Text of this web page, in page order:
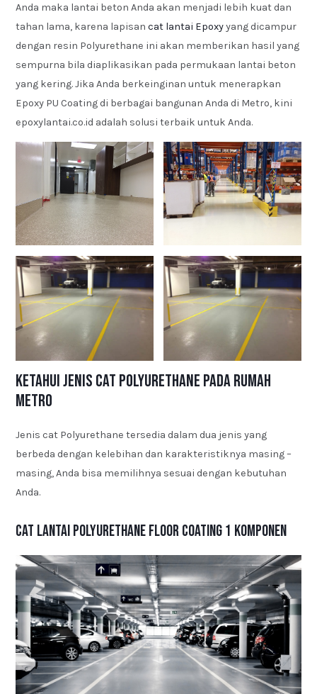
Anda maka lantai beton Anda akan menjadi lebih kuat dan
tahan lama, karena lapisancat lantai Epoxyyang dicampur
dengan resin Polyurethane ini akan memberikan hasil yang
sempurna bila diaplikasikan pada permukaan lantai beton
yang kering. Jika Anda berkeinginan untuk menerapkan
Epoxy PU Coating di berbagai bangunan Anda di Metro, kini
epoxylantai.co.id adalah solusi terbaik untuk Anda.
Ketahui Jenis Cat Polyurethane pada Rumah
Metro
Jenis cat Polyurethane tersedia dalam dua jenis yang
berbeda dengan kelebihan dan karakteristiknya masing –
masing, Anda bisa memilihnya sesuai dengan kebutuhan
Anda.
Cat Lantai Polyurethane Floor Coating 1 Komponen